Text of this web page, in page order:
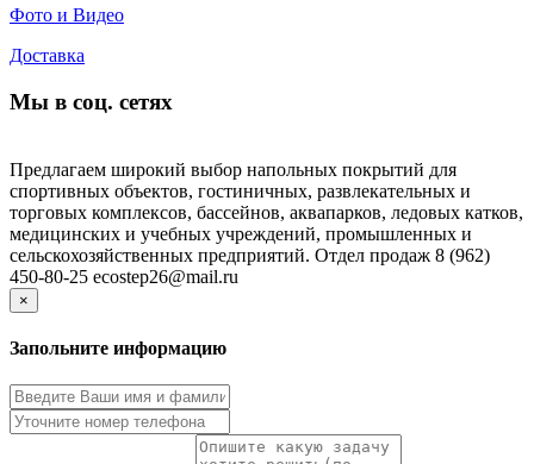
Фото и Видео
Доставка
Мы в соц. сетях
Предлагаем широкий выбор напольных покрытий для
спортивных объектов, гостиничных, развлекательных и
торговых комплексов, бассейнов, аквапарков, ледовых катков,
медицинских и учебных учреждений, промышленных и
сельскохозяйственных предприятий. Отдел продаж 8 (962)
450-80-25 ecostep26@mail.ru
×
Запольните информацию